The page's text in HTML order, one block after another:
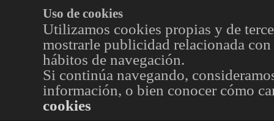
Uso de cookies
Utilizamos cookies propias y de
mostrarle publicidad relacionada
hábitos de navegación.
Si continúa navegando,
información, o bien conocer cómo
cookies